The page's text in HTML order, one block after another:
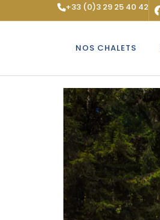
+33 (0)3 29 25 40 42
NOS CHALETS